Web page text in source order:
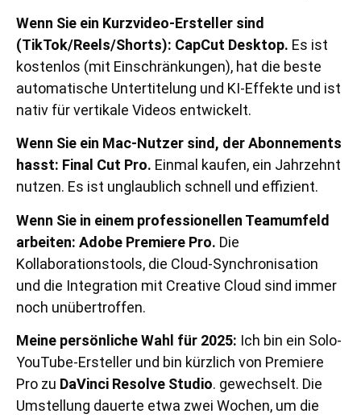
Wenn Sie ein Kurzvideo-Ersteller sind
(TikTok/Reels/Shorts): CapCut Desktop. Es ist
kostenlos (mit Einschränkungen), hat die beste
automatische Untertitelung und KI-Effekte und ist
nativ für vertikale Videos entwickelt.
Wenn Sie ein Mac-Nutzer sind, der Abonnements
hasst: Final Cut Pro. Einmal kaufen, ein Jahrzehnt
nutzen. Es ist unglaublich schnell und effizient.
Wenn Sie in einem professionellen Teamumfeld
arbeiten: Adobe Premiere Pro. Die
Kollaborationstools, die Cloud-Synchronisation
und die Integration mit Creative Cloud sind immer
noch unübertroffen.
Meine persönliche Wahl für 2025: Ich bin ein Solo-
YouTube-Ersteller und bin kürzlich von Premiere
Pro zu DaVinci Resolve Studio. gewechselt. Die
Umstellung dauerte etwa zwei Wochen, um die